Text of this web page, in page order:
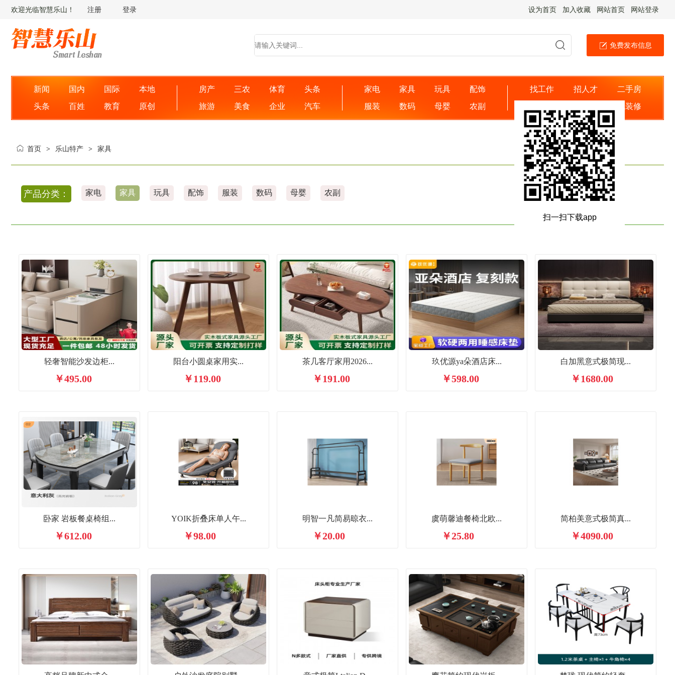
扫一扫下载app
欢迎光临智慧乐山！ 注册 登录 网站登录
网站首页
加入收藏
设为首页
免费发布信息
新闻 国内 国际
本地
头条
百姓 教育 原创
房产 三农 体育
头条
旅游
美食 企业 汽车
家电 家具 玩具
配饰
服装
数码 母婴 农副
找工作 招人才
二手房
找装修
首页 > 乐山特产 > 家具
产品分类： 家电 家具 玩具 配饰 服装 数码 母婴 农副
轻奢智能沙发边柜...
￥495.00
阳台小圆桌家用实...
￥119.00
茶几客厅家用2026...
￥191.00
玖优源ya朵酒店床...
￥598.00
白加黑意式极简现...
￥1680.00
卧家 岩板餐桌椅组...
￥612.00
YOIK折叠床单人午...
￥98.00
明智一凡简易晾衣...
￥20.00
虞萌馨迪餐椅北欧...
￥25.80
简柏美意式极简真...
￥4090.00